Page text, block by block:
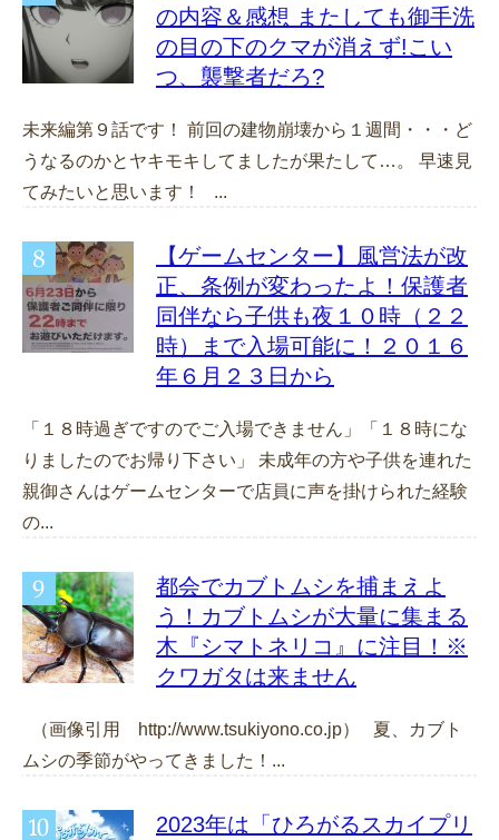
の内容＆感想 またしても御手洗
の目の下のクマが消えず!こい
つ、襲撃者だろ?
未来編第９話です！ 前回の建物崩壊から１週間・・・ど
うなるのかとヤキモキしてましたが果たして…。 早速見
てみたいと思います！ ...
【ゲームセンター】風営法が改
正、条例が変わったよ！保護者
同伴なら子供も夜１０時（２２
時）まで入場可能に！２０１６
年６月２３日から
「１８時過ぎですのでご入場できません」「１８時にな
りましたのでお帰り下さい」 未成年の方や子供を連れた
親御さんはゲームセンターで店員に声を掛けられた経験
の...
都会でカブトムシを捕まえよ
う！カブトムシが大量に集まる
木『シマトネリコ』に注目！※
クワガタは来ません
（画像引用 http://www.tsukiyono.co.jp） 夏、カブト
ムシの季節がやってきました！...
2023年は「ひろがるスカイプリ